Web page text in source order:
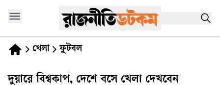
খেলা ফুটবল
দুয়ারে বিশ্বকাপ, দেশে বসে খেলা দেখবেন